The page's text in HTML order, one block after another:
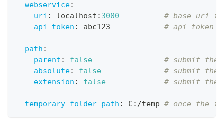
webservice:
uri : localhost : 3000
# base uri
api_token : abc123 # api token
path :
parent : false
# submit
absolute: false
# submit
extension : false # submit
temporary_folder_path : C : /temp # once the